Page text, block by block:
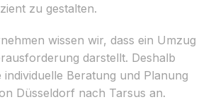
zu gestalten.
wissen wir, dass ein Umzug
darstellt. Deshalb
individuelle Beratung und Planung
Düsseldorf nach Tarsus an.